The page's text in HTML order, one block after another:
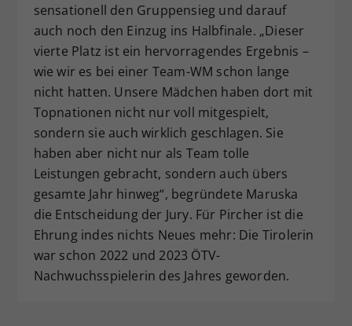
sensationell den Gruppensieg und darauf
auch noch den Einzug ins Halbfinale. „Dieser
vierte Platz ist ein hervorragendes Ergebnis –
wie wir es bei einer Team-WM schon lange
nicht hatten. Unsere Mädchen haben dort mit
Topnationen nicht nur voll mitgespielt,
sondern sie auch wirklich geschlagen. Sie
haben aber nicht nur als Team tolle
Leistungen gebracht, sondern auch übers
gesamte Jahr hinweg“, begründete Maruska
die Entscheidung der Jury. Für Pircher ist die
Ehrung indes nichts Neues mehr: Die Tirolerin
war schon 2022 und 2023 ÖTV-
Nachwuchsspielerin des Jahres geworden.